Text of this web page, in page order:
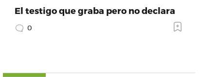
El testigo que graba pero no declara
0